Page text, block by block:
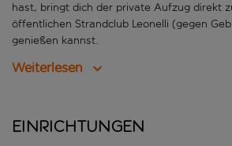
hast, bringt dich der private Aufzug direkt
öffentlichen Strandclub Leonelli (gegen
genießen kannst.
Weiterlesen
Einrichtungen